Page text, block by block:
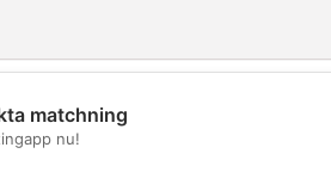
matchning
nu!